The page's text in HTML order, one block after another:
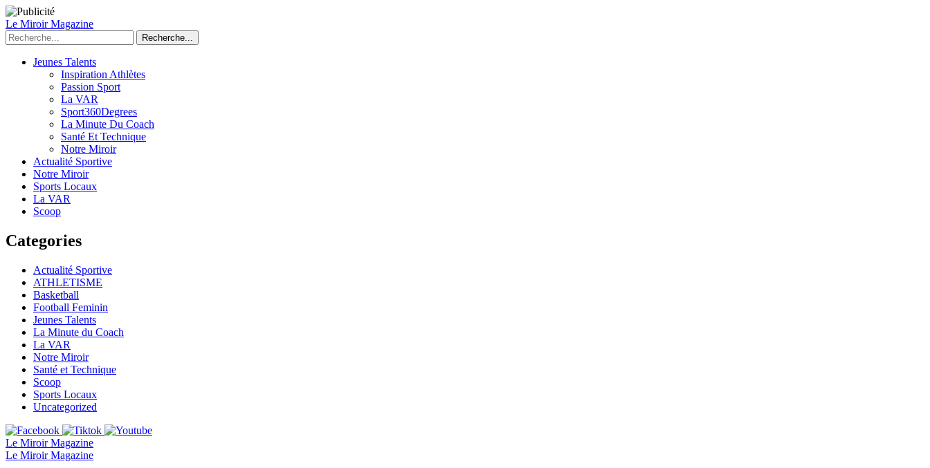
Le Miroir Magazine
Recherche...
Jeunes Talents
Inspiration Athlètes
Passion Sport
La VAR
Sport360Degrees
La Minute Du Coach
Santé Et Technique
Notre Miroir
Actualité Sportive
Notre Miroir
Sports Locaux
La VAR
Scoop
Categories
Actualité Sportive
ATHLETISME
Basketball
Football Feminin
Jeunes Talents
La Minute du Coach
La VAR
Notre Miroir
Santé et Technique
Scoop
Sports Locaux
Uncategorized
Le Miroir Magazine
Le Miroir Magazine